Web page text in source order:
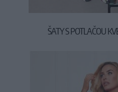
ŠATY S POTLAČOU